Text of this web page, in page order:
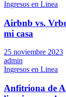
Ingresos en Linea
Airbnb vs.
mi casa
25 noviembre 2023
admin
Ingresos en Linea
Anfitriona de